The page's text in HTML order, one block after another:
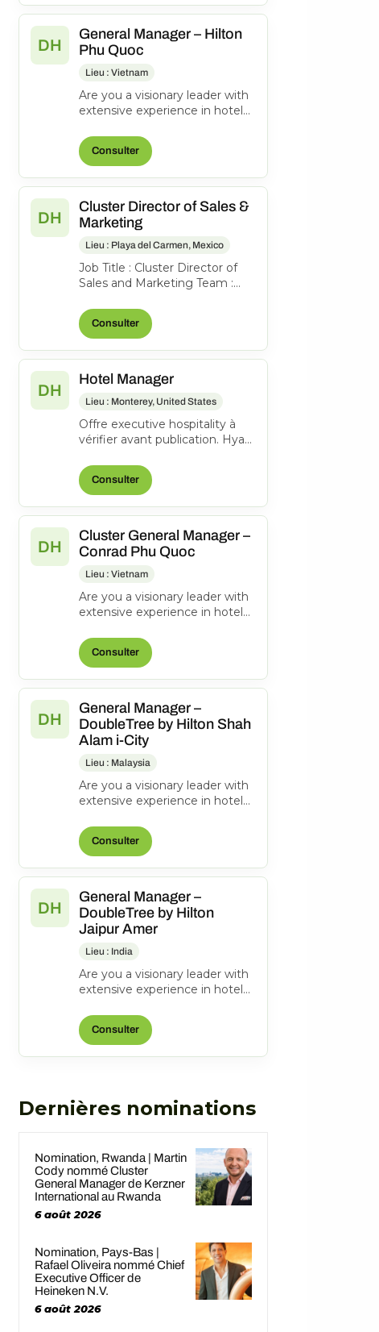
DH
General Manager – Hilton
Phu Quoc
Lieu : Vietnam
Are you a visionary leader with
extensive experience in hotel
driving operational success...
Consulter
DH
Cluster Director of Sales &
Marketing
Lieu : Playa del Carmen, Mexico
Job Title : Cluster Director of
Sales and Marketing Team :
Events & Communications
Work...
Consulter
DH
Hotel Manager
Lieu : Monterey, United States
Offre executive hospitality à
vérifier avant publication. Hyatt
Spa on Del Monte Golf Cour...
Consulter
DH
Cluster General Manager –
Conrad Phu Quoc
Lieu : Vietnam
Are you a visionary leader with
extensive experience in hotel
driving operational success...
Consulter
DH
General Manager –
DoubleTree by Hilton Shah
Alam i-City
Lieu : Malaysia
Are you a visionary leader with
extensive experience in hotel
driving operational success...
Consulter
DH
General Manager –
DoubleTree by Hilton
Jaipur Amer
Lieu : India
Are you a visionary leader with
extensive experience in hotel
driving operational success...
Consulter
Dernières nominations
Nomination, Rwanda | Martin
Cody nommé Cluster
General Manager de Kerzner
International au Rwanda
6 août 2026
Nomination, Pays-Bas |
Rafael Oliveira nommé Chief
Executive Officer de
Heineken N.V.
6 août 2026